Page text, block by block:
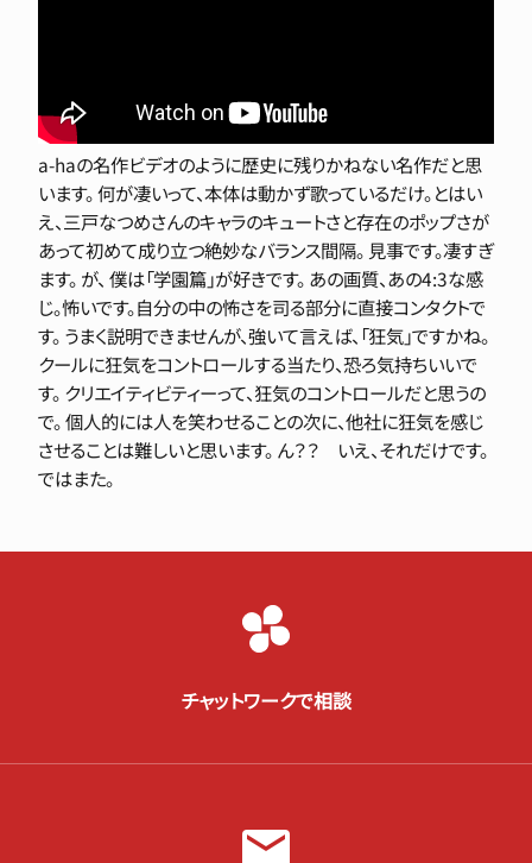
a-haの名作ビデオのように歴史に残りかねない名作だと思
います。 何が凄いって、本体は動かず歌っているだけ。とはい
え、三戸なつめさんのキャラのキュートさと存在のポップさが
あって初めて成り立つ絶妙なバランス間隔。 見事です。凄すぎ
ます。 が、 僕は「学園篇」が好きです。 あの画質、あの4:3な感
じ。怖いです。自分の中の怖さを司る部分に直接コンタクトで
す。 うまく説明できませんが、強いて言えば、「狂気」ですかね。
クールに狂気をコントロールする当たり、恐ろ気持ちいいで
す。 クリエイティビティーって、狂気のコントロールだと思うの
で。 個人的には人を笑わせることの次に、他社に狂気を感じ
させることは難しいと思います。 ん？？ いえ、それだけです。
ではまた。
チャットワークで相談